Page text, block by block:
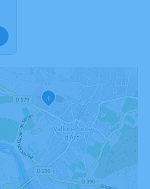
1